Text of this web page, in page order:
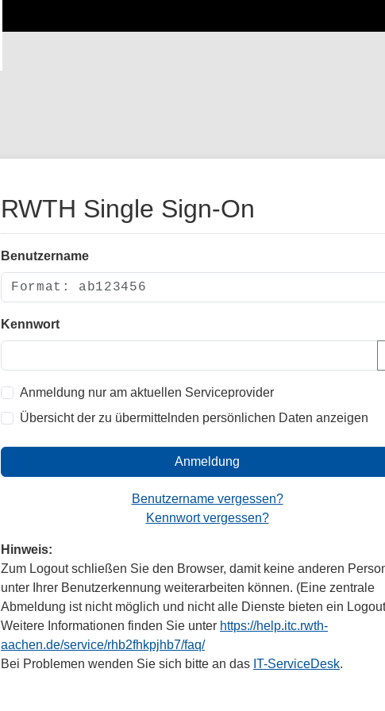
RWTH Single Sign-On
Benutzername
Kennwort
Anmeldung nur am aktuellen Serviceprovider
Übersicht der zu übermittelnden persönlichen Daten anzeigen
Anmeldung
Benutzername vergessen?
Kennwort vergessen?
Hinweis:
Zum Logout schließen Sie den Browser, damit keine anderen
unter Ihrer Benutzerkennung weiterarbeiten können. (Eine zentrale
Abmeldung ist nicht möglich und nicht alle Dienste bieten ein
Weitere Informationen finden Sie unter https://help.itc.rwth-
aachen.de/service/rhb2fhkpjhb7/faq/
Bei Problemen wenden Sie sich bitte an das IT-ServiceDesk.